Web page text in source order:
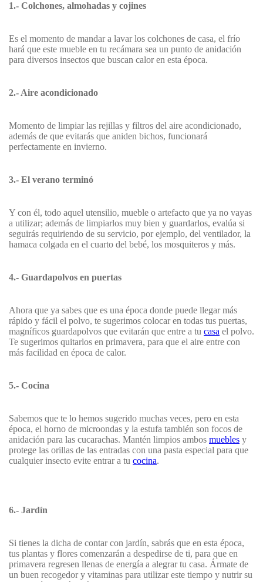
1.- Colchones, almohadas y cojines
Es el momento de mandar a lavar los colchones de casa, el frío
hará que este mueble en tu recámara sea un punto de anidación
para diversos insectos que buscan calor en esta época.
2.- Aire acondicionado
Momento de limpiar las rejillas y filtros del aire acondicionado,
además de que evitarás que aniden bichos, funcionará
perfectamente en invierno.
3.- El verano terminó
Y con él, todo aquel utensilio, mueble o artefacto que ya no vayas
a utilizar; además de limpiarlos muy bien y guardarlos, evalúa si
seguirás requiriendo de su servicio, por ejemplo, del ventilador, la
hamaca colgada en el cuarto del bebé, los mosquiteros y más.
4.- Guardapolvos en puertas
Ahora que ya sabes que es una época donde puede llegar más
rápido y fácil el polvo, te sugerimos colocar en todas tus puertas,
magníficos guardapolvos que evitarán que entre a tu casa el polvo.
Te sugerimos quitarlos en primavera, para que el aire entre con
más facilidad en época de calor.
5.- Cocina
Sabemos que te lo hemos sugerido muchas veces, pero en esta
época, el horno de microondas y la estufa también son focos de
anidación para las cucarachas. Mantén limpios ambos muebles y
protege las orillas de las entradas con una pasta especial para que
cualquier insecto evite entrar a tu cocina.
6.- Jardín
Si tienes la dicha de contar con jardín, sabrás que en esta época,
tus plantas y flores comenzarán a despedirse de ti, para que en
primavera regresen llenas de energía a alegrar tu casa. Ármate de
un buen recogedor y vitaminas para utilizar este tiempo y nutrir su